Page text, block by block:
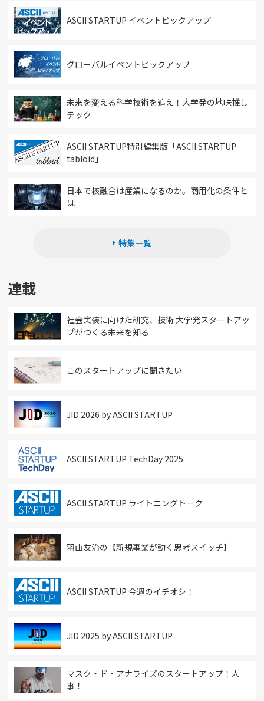
ASCII STARTUP イベントピックアップ
グローバルイベントピックアップ
未来を変える科学技術を追え！大学発の地味推し
テック
ASCII STARTUP特別編集版「ASCII STARTUP
tabloid」
日本で核融合は産業になるのか。商用化の条件と
は
特集一覧
連載
社会実装に向けた研究、技術 大学発スタートアッ
プがつくる未来を知る
このスタートアップに聞きたい
JID 2026 by ASCII STARTUP
ASCII STARTUP TechDay 2025
ASCII STARTUP ライトニングトーク
羽山友治の【新規事業が動く思考スイッチ】
ASCII STARTUP 今週のイチオシ！
JID 2025 by ASCII STARTUP
マスク・ド・アナライズのスタートアップ！人
事！